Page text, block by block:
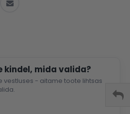
kindel, mida valida?
vestluses - aitame toote lihtsas